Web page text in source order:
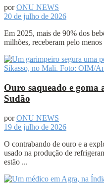
por ONU NEWS
20 de julho de 2026
Em 2025, mais de 90% dos
milhões, receberam pelo menos
Ouro saqueado e
Sudão
por ONU NEWS
19 de julho de 2026
O contrabando de ouro e a
usado na produção de
estão ...